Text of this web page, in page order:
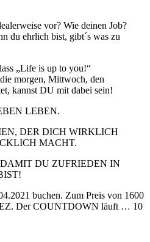
vor? Wie deinen Job?
du ehrlich bist, gibt´s was zu
„Life is up to you!“
morgen, Mittwoch, den
kannst DU mit dabei sein!
LEBEN.
DER DICH WIRKLICH
MACHT.
DU ZUFRIEDEN IN
buchen. Zum Preis von 1600
Der COUNTDOWN läuft … 10